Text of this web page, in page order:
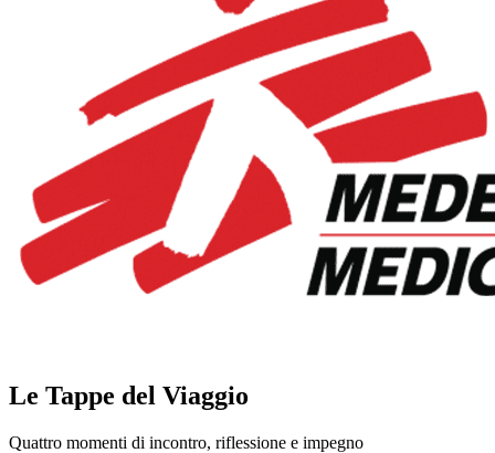
Le Tappe del Viaggio
Quattro momenti di incontro, riflessione e impegno